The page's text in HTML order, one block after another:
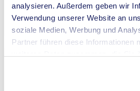
analysieren. Außerdem geben wir
Verwendung unserer Website an
soziale Medien, Werbung und
Partner führen diese Informationen
Umzugsunternehmen